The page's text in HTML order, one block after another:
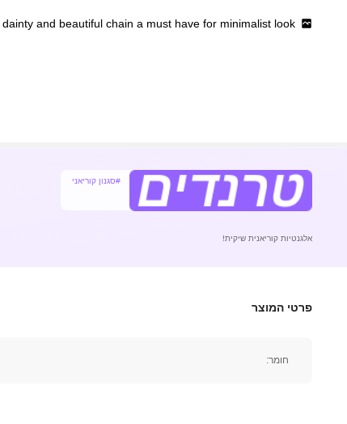
dainty and beautiful chain a must have for minimalist look
#סגנון קוריאני
אלגנטיות קוריאנית שיקית!
פרטי המוצר
חומר: